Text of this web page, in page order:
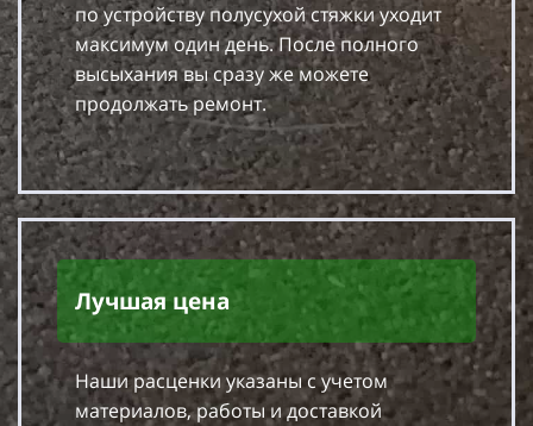
по устройству полусухой стяжки уходит
максимум один день. После полного
высыхания вы сразу же можете
продолжать ремонт.
Лучшая цена
Наши расценки указаны с учетом
материалов, работы и доставкой